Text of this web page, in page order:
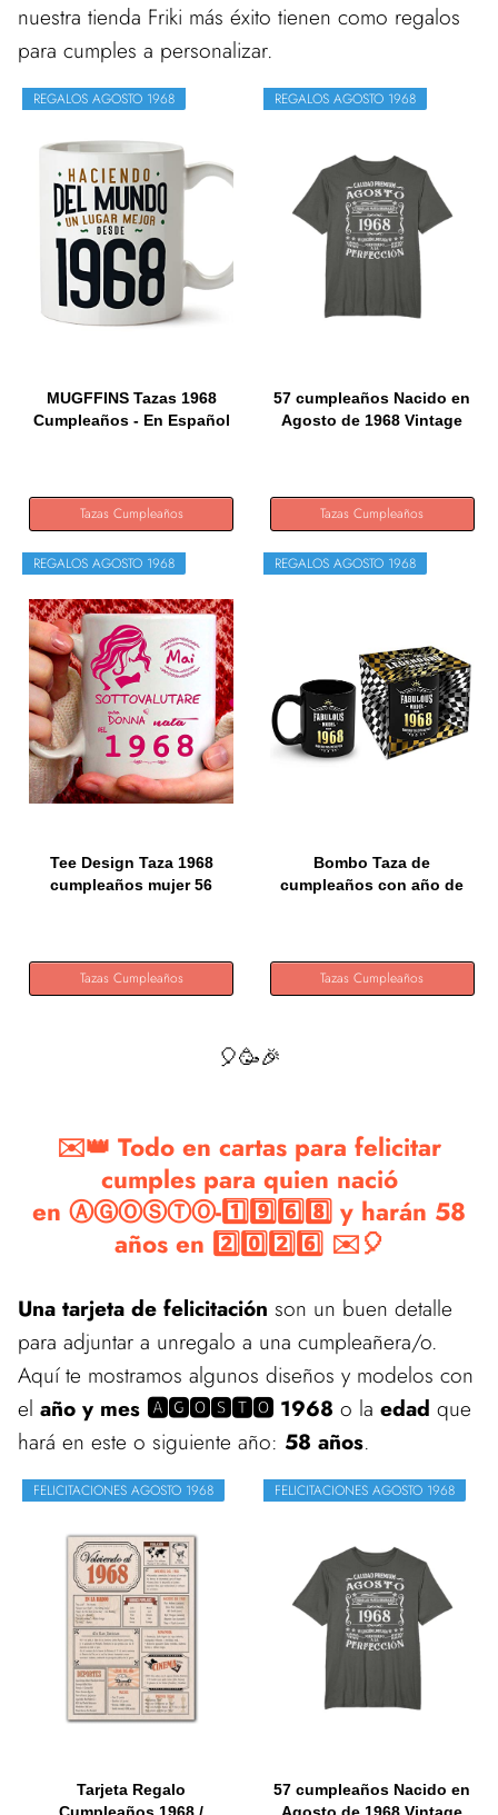
nuestra tienda Friki más éxito tienen como regalos
para cumples a personalizar.
REGALOS AGOSTO 1968
MUGFFINS Tazas 1968
Cumpleaños - En Español
Tazas Cumpleaños
REGALOS AGOSTO 1968
57 cumpleaños Nacido en
Agosto de 1968 Vintage
Tazas Cumpleaños
REGALOS AGOSTO 1968
Tee Design Taza 1968
cumpleaños mujer 56
Tazas Cumpleaños
REGALOS AGOSTO 1968
Bombo Taza de
cumpleaños con año de
Tazas Cumpleaños
🎈🥳🎉
✉️👑 Todo en cartas para felicitar
cumples para quien nació
en ⒶⒼⓄⓈⓉⓄ-1️⃣9️⃣6️⃣8️⃣ y harán 58
años en 2️⃣0️⃣2️⃣6️⃣ ✉️🎈
Una tarjeta de felicitación son un buen detalle
para adjuntar a unregalo a una cumpleañera/o.
Aquí te mostramos algunos diseños y modelos con
el año y mes 🅰🅶🅾🆂🆃🅾 1968 o la edad que
hará en este o siguiente año: 58 años.
FELICITACIONES AGOSTO 1968
Tarjeta Regalo
FELICITACIONES AGOSTO 1968
57 cumpleaños Nacido en